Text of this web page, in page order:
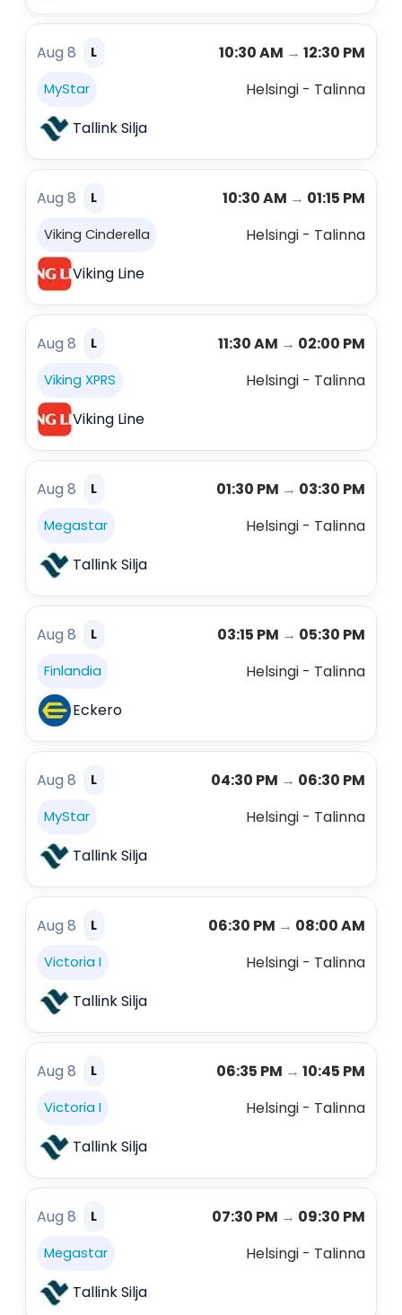
Aug 8 L 10:30 AM → 12:30 PM
MyStar
Helsingi - Talinna
Tallink Silja
Aug 8 L 10:30 AM → 01:15 PM
Viking Cinderella
Helsingi - Talinna
Viking Line
Aug 8 L 11:30 AM → 02:00 PM
Viking XPRS
Helsingi - Talinna
Viking Line
Aug 8 L 01:30 PM → 03:30 PM
Megastar
Helsingi - Talinna
Tallink Silja
Aug 8 L 03:15 PM → 05:30 PM
Finlandia
Helsingi - Talinna
Eckero
Aug 8 L 04:30 PM → 06:30 PM
MyStar
Helsingi - Talinna
Tallink Silja
Aug 8 L 06:30 PM → 08:00 AM
Victoria I
Helsingi - Talinna
Tallink Silja
Aug 8 L 06:35 PM → 10:45 PM
Victoria I
Helsingi - Talinna
Tallink Silja
Aug 8 L 07:30 PM → 09:30 PM
Megastar
Helsingi - Talinna
Tallink Silja